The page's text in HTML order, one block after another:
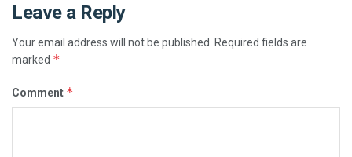
Leave a Reply
Your email address will not be published.
Required fields are
marked *
Comment *